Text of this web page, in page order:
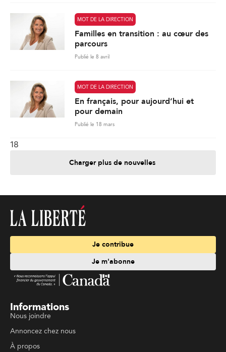
MOT DE LA DIRECTION
Familles en transition : au cœur des
parcours
Publié le 8 avril
MOT DE LA DIRECTION
En français, pour aujourd’hui et
pour demain
Publié le 18 mars
18
Charger plus de nouvelles
Je contribue
Je m'abonne
Informations
Nous joindre
Annoncez chez nous
À propos